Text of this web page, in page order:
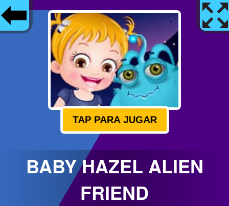
TAP PARA JUGAR
BABY HAZEL ALIEN
FRIEND